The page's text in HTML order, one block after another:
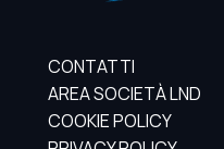
CONTATTI
AREA SOCIETÀ LND
COOKIE POLICY